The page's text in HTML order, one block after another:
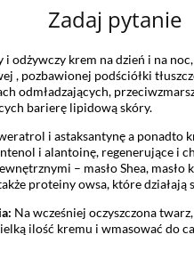
Zadaj pytanie
i odżywczy krem na dzień i na
, pozbawionej podściółki
odmładzających,
barierę lipidową skóry.
i astaksantynę a ponadto
i alantoinę, regenerujące i
– masło Shea, masło
proteiny owsa, które działają
Na wcześniej oczyszczona
ilość kremu i wmasować do